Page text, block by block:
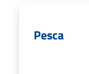
Pesca